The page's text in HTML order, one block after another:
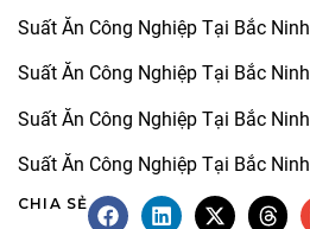
Suất Ăn Công Nghiệp Tại Bắc Ninh
Suất Ăn Công Nghiệp Tại Bắc Ninh
Suất Ăn Công Nghiệp Tại Bắc Ninh
Suất Ăn Công Nghiệp Tại Bắc Ninh
CHIA SẺ